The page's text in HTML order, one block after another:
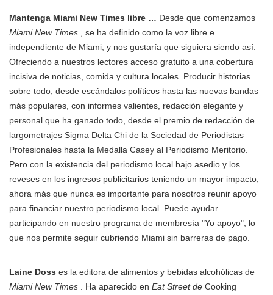
Mantenga Miami New Times libre … Desde que comenzamos
Miami New Times , se ha definido como la voz libre e
independiente de Miami, y nos gustaría que siguiera siendo así.
Ofreciendo a nuestros lectores acceso gratuito a una cobertura
incisiva de noticias, comida y cultura locales. Producir historias
sobre todo, desde escándalos políticos hasta las nuevas bandas
más populares, con informes valientes, redacción elegante y
personal que ha ganado todo, desde el premio de redacción de
largometrajes Sigma Delta Chi de la Sociedad de Periodistas
Profesionales hasta la Medalla Casey al Periodismo Meritorio.
Pero con la existencia del periodismo local bajo asedio y los
reveses en los ingresos publicitarios teniendo un mayor impacto,
ahora más que nunca es importante para nosotros reunir apoyo
para financiar nuestro periodismo local. Puede ayudar
participando en nuestro programa de membresía "Yo apoyo", lo
que nos permite seguir cubriendo Miami sin barreras de pago.
Laine Doss es la editora de alimentos y bebidas alcohólicas de
Miami New Times . Ha aparecido en Eat Street de Cooking